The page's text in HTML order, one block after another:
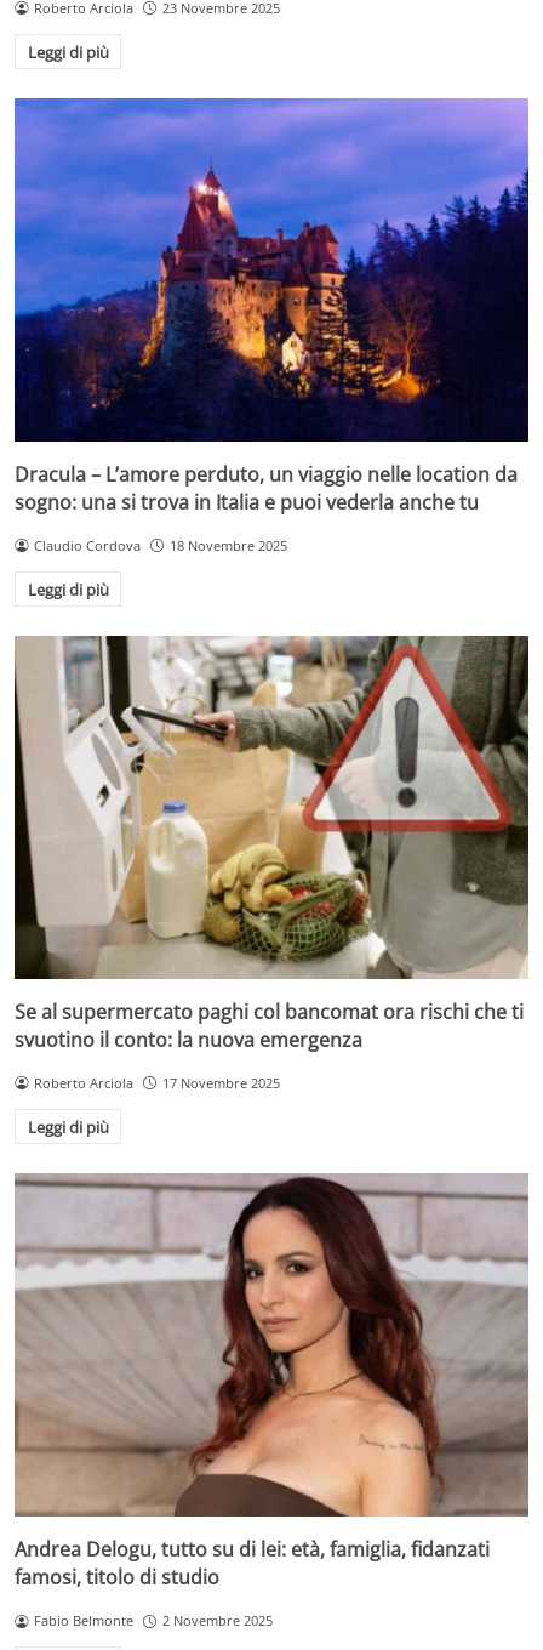
Roberto Arciola 23 Novembre 2025
Leggi di più
Dracula – L’amore perduto, un viaggio nelle location da
sogno: una si trova in Italia e puoi vederla anche tu
Claudio Cordova 18 Novembre 2025
Leggi di più
Se al supermercato paghi col bancomat ora rischi che ti
svuotino il conto: la nuova emergenza
Roberto Arciola 17 Novembre 2025
Leggi di più
Andrea Delogu, tutto su di lei: età, famiglia, fidanzati
famosi, titolo di studio
Fabio Belmonte 2 Novembre 2025